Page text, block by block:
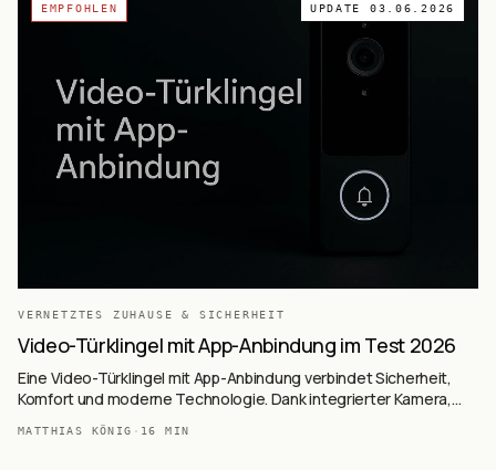
EMPFOHLEN UPDATE 03.06.2026
VERNETZTES ZUHAUSE & SICHERHEIT
Video-Türklingel mit App-Anbindung im Test 2026
Eine Video-Türklingel mit App-Anbindung verbindet Sicherheit,
Komfort und moderne Technologie. Dank integrierter Kamera,
Gegensprechfunktion und smarter App-Steuerung weißt du
jederzeit, wer vor deiner Tür steht.
MATTHIAS KÖNIG · 16 MIN